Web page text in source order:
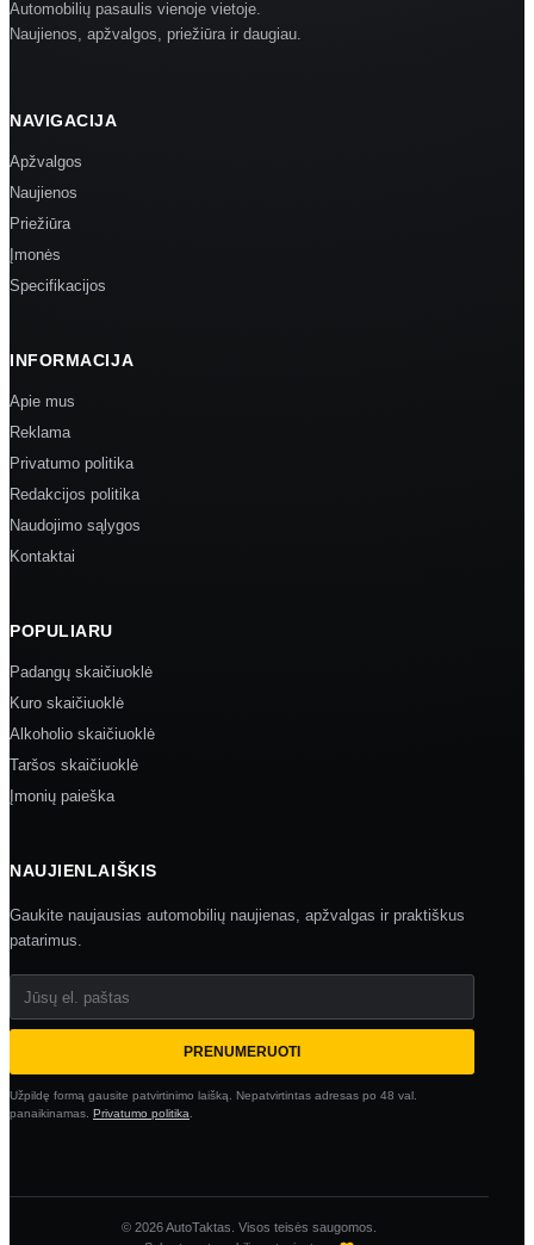
Automobilių pasaulis vienoje vietoje.
Naujienos, apžvalgos, priežiūra ir daugiau.
NAVIGACIJA
Apžvalgos
Naujienos
Priežiūra
Įmonės
Specifikacijos
INFORMACIJA
Apie mus
Reklama
Privatumo politika
Redakcijos politika
Naudojimo sąlygos
Kontaktai
POPULIARU
Padangų skaičiuoklė
Kuro skaičiuoklė
Alkoholio skaičiuoklė
Taršos skaičiuoklė
Įmonių paieška
NAUJIENLAIŠKIS
Gaukite naujausias automobilių naujienas, apžvalgas ir praktiškus
patarimus.
Jūsų el. paštas
PRENUMERUOTI
Užpildę formą gausite patvirtinimo laišką. Nepatvirtintas adresas po 48 val.
panaikinamas. Privatumo politika
© 2026 AutoTaktas. Visos teisės saugomos.